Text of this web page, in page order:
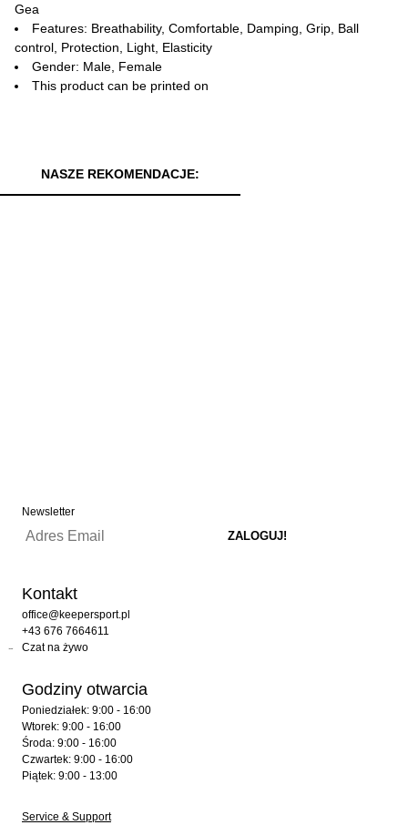
Gea
Features: Breathability, Comfortable, Damping, Grip, Ball
control, Protection, Light, Elasticity
Gender: Male, Female
This product can be printed on
NASZE REKOMENDACJE:
Newsletter
Kontakt
office@keepersport.pl
+43 676 7664611
Czat na żywo
Godziny otwarcia
Poniedziałek: 9:00 - 16:00
Wtorek: 9:00 - 16:00
Środa: 9:00 - 16:00
Czwartek: 9:00 - 16:00
Piątek: 9:00 - 13:00
Service & Support